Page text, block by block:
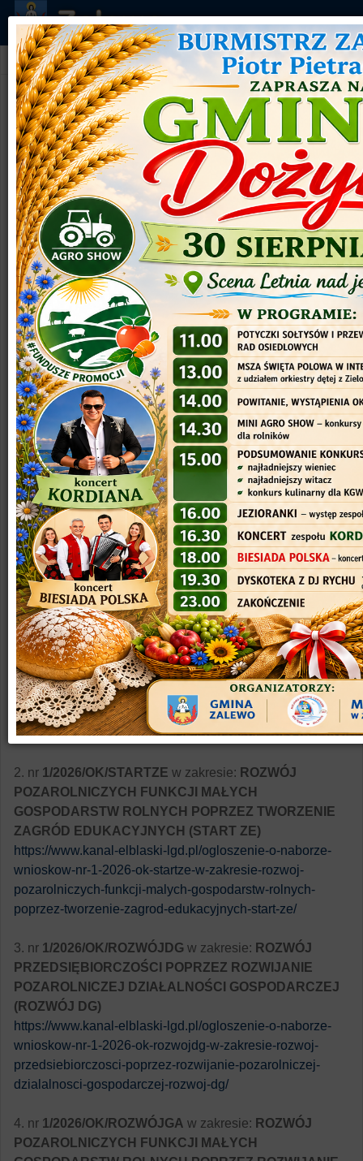
Jesteś tutaj: Główna
Spotkanie informacyjne i warsztaty nt.
możliwości uzyskania dotacji w ramach
ogłoszonych naborów wniosków
ogłoszonych przez Stowarzyszenie ŁĄCZY
NAS KANAŁ ELBLĄSKI LGD WYRÓŻNIONY
wtorek, 02 czerwiec 2026 06:15
wielkość czcionki
Czytany 1257 razy
Wydrukuj Email
StowarzyszenieŁączy Nas Kanał Elbląski Lokalna
Grupa Działaniazaprasza na spotkanie informacyjne nt.
możliwości uzyskania dotacji w ramach naborów:
1. nr1/2026/OK/STARTDG w zakresie:ROZWÓJ
PRZEDSIĘBIORCZOŚCI POPRZEZ PODEJMOWANIE
POZAROLNICZEJ DZIAŁALNOŚCI GOSPODARCZEJ
(START DG)
https://www.kanal-elblaski-lgd.pl/ogloszenie-o-naborze-
wnioskow-nr-1-2026-ok-startdg-w-zakresie-rozwoj-
przedsiebiorczosci-poprzez-podejmowanie-pozarolniczej-
dzialalnosci-gospodarczej-start-dg/
2. nr 1/2026/OK/STARTZE w zakresie: ROZWÓJ
POZAROLNICZYCH FUNKCJI MAŁYCH
GOSPODARSTW ROLNYCH POPRZEZ TWORZENIE
ZAGRÓD EDUKACYJNYCH (START ZE)
https://www.kanal-elblaski-lgd.pl/ogloszenie-o-naborze-
wnioskow-nr-1-2026-ok-startze-w-zakresie-rozwoj-
pozarolniczych-funkcji-malych-gospodarstw-rolnych-
poprzez-tworzenie-zagrod-edukacyjnych-start-ze/
3. nr 1/2026/OK/ROZWÓJDG w zakresie: ROZWÓJ
PRZEDSIĘBIORCZOŚCI POPRZEZ ROZWIJANIE
POZAROLNICZEJ DZIAŁALNOŚCI GOSPODARCZEJ
(ROZWÓJ DG)
https://www.kanal-elblaski-lgd.pl/ogloszenie-o-naborze-
wnioskow-nr-1-2026-ok-rozwojdg-w-zakresie-rozwoj-
przedsiebiorczosci-poprzez-rozwijanie-pozarolniczej-
dzialalnosci-gospodarczej-rozwoj-dg/
4. nr 1/2026/OK/ROZWÓJGA w zakresie: ROZWÓJ
POZAROLNICZYCH FUNKCJI MAŁYCH